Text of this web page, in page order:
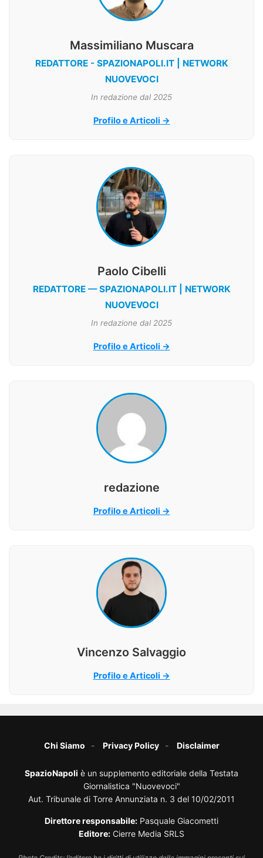
Massimiliano Muscara
REDATTORE - SPAZIONAPOLI.IT | NETWORK
NUOVEVOCI
In redazione dal 2025
Profilo e Articoli →
Paolo Cibelli
REDATTORE — SPAZIONAPOLI.IT | NETWORK
NUOVEVOCI
In redazione dal 2025
Profilo e Articoli →
redazione
Profilo e Articoli →
Vincenzo Salvaggio
Profilo e Articoli →
Chi Siamo Privacy Policy Disclaimer
SpazioNapoli è un supplemento editoriale della Testata
Giornalistica "Nuovevoci"
Aut. Tribunale di Torre Annunziata n. 3 del 10/02/2011
Direttore responsabile: Pasquale Giacometti
Editore: Cierre Media SRLS